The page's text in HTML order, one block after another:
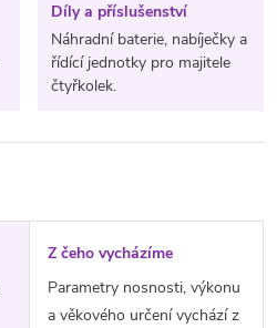
Díly a příslušenství
Náhradní baterie, nabíječky a
řídící jednotky pro majitele
čtyřkolek.
Z čeho vycházíme
Parametry nosnosti, výkonu
a věkového určení vychází z